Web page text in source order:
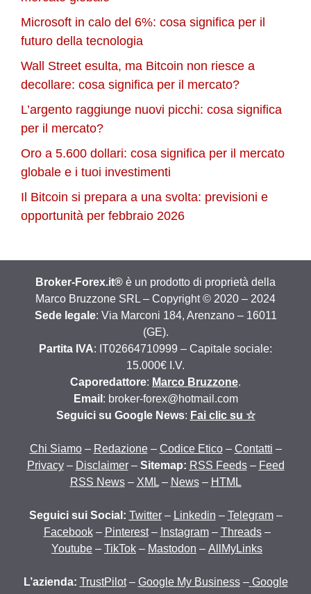
Microsoft in calo del 6%: cosa significa per il
futuro della tecnologia
Wall Street esulta, ma Bitcoin non riesce a
decollare: cosa significa per il mercato?
L’argento raggiunge nuovi picchi: cosa significa
per il mercato?
Oro a 5.600 dollari: cosa significa per il mercato
globale e i tuoi investimenti
Il Bitcoin si prepara a una svolta: previsioni e
opportunità per febbraio 2026
Broker-Forex.it® è un prodotto di proprietà della
Marco Bruzzone SRL – Copyright © 2020 – 2024
Sede legale: Via Marconi 184, Arenzano – 16011
(GE).
Partita IVA: IT02664710999 – Capitale sociale:
15.000€ I.V.
Caporedattore: Marco Bruzzone.
Email : broker-forex@hotmail.com
Seguici su Google News: Fai clic su ☆
Chi Siamo– Redazione– Codice Etico– Contatti –
Privacy– Disclaimer– Sitemap: RSS Feeds– Feed
RSS News– XML– News– HTML
Seguici sui Social: Twitter– Linkedin – Telegram–
Facebook– Pinterest– Instagram– Threads–
Youtube – TikTok – Mastodon – AllMyLinks
L’azienda: TrustPilot– Google My Business– Google